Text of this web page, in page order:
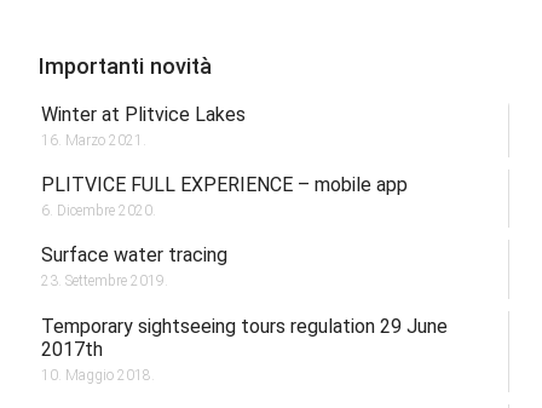
Importanti novità
Winter at Plitvice Lakes
16. Marzo 2021.
PLITVICE FULL EXPERIENCE – mobile app
6. Dicembre 2020.
Surface water tracing
23. Settembre 2019.
Temporary sightseeing tours regulation 29 June
2017th
10. Maggio 2018.